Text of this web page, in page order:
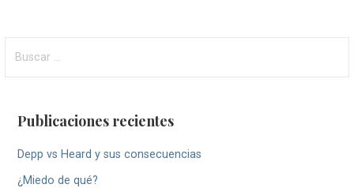
Publicaciones recientes
Depp vs Heard y sus consecuencias
¿Miedo de qué?